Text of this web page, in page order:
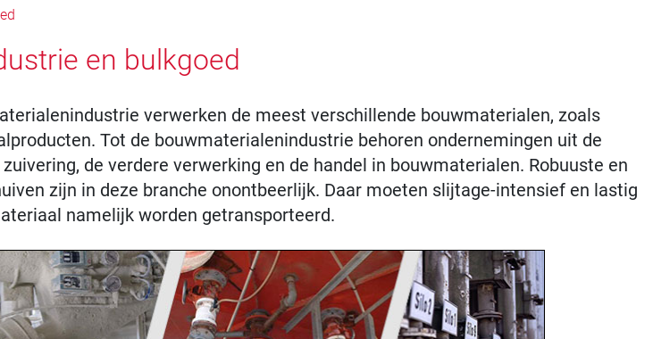
en bulkgoed
verwerken de meest verschillende bouwmaterialen, zoals
Tot de bouwmaterialenindustrie behoren ondernemingen uit de
de verdere verwerking en de handel in bouwmaterialen. Robuuste en
zijn in deze branche onontbeerlijk. Daar moeten slijtage-intensief en lastig
namelijk worden getransporteerd.